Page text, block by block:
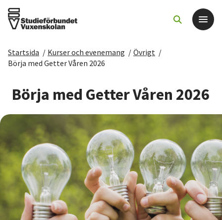
Det här gör vi
För dig som
Sök kurser och evenemang
Om SV
Starta studiecirkel
Cirkelledare
Startsida / Kurser och evenemang / Övrigt /
Börja med Getter Våren 2026
Börja med Getter Våren 2026